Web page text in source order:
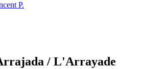
P.
/ L'Arrayade